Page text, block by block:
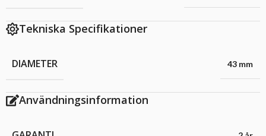
Tekniska Specifikationer
DIAMETER 43 mm
Användningsinformation